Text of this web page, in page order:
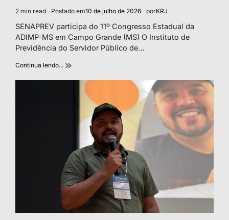
Estimated
read
time
2 min read Postado em10 de julho de 2026 porKRJ
SENAPREV participa do 11º Congresso Estadual da
ADIMP-MS em Campo Grande (MS) O Instituto de
Previdência do Servidor Público de…
Continua lendo...